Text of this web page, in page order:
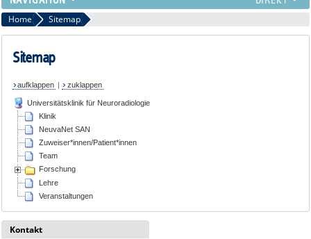
KLINIK
NEUVANET SAN
ZUWEISER*INNEN/PATIENT*INNEN
FORSCHUNG
LEHRE
VERANSTALTUNGEN
Home Sitemap
Sitemap
aufklappen | zuklappen
Universitätsklinik für Neuroradiologie
Klinik
NeuvaNet SAN
Zuweiser*innen/Patient*innen
Team
Forschung
Lehre
Veranstaltungen
Kontakt